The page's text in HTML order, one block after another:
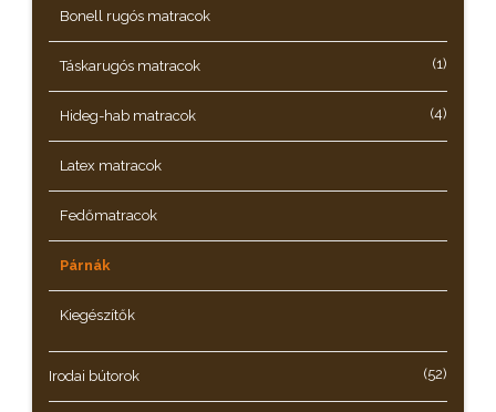
Bonell rugós matracok
Táskarugós matracok (1)
Hideg-hab matracok (4)
Latex matracok
Fedőmatracok
Párnák
Kiegészítők
Irodai bútorok (52)